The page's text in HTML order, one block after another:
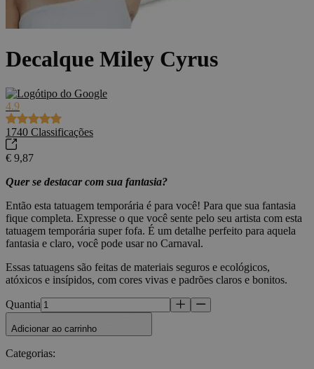
Decalque Miley Cyrus
4.9
1740 Classificações
€ 9,87
Quer se destacar com sua fantasia?
Então esta tatuagem temporária é para você! Para que sua fantasia
fique completa. Expresse o que você sente pelo seu artista com esta
tatuagem temporária super fofa. É um detalhe perfeito para aquela
fantasia e claro, você pode usar no Carnaval.
Essas tatuagens são feitas de materiais seguros e ecológicos,
atóxicos e insípidos, com cores vivas e padrões claros e bonitos.
Quantia
Adicionar ao carrinho
Categorias: